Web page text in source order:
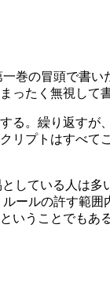
巻の冒頭で書い
ったく無視して
る。繰り返すが
リプトはすべて
している人は
ールの許す範囲
いうことでもあ